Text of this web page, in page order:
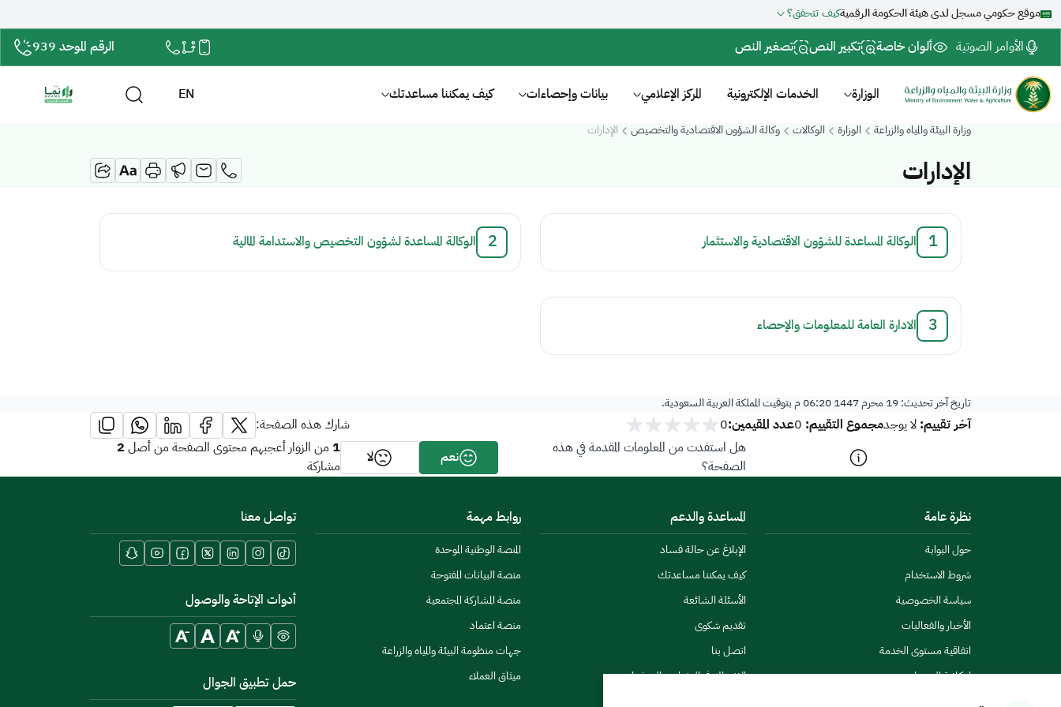
موقع حكومي مسجل لدى هيئة الحكومة الرقميةكيف تتحقق؟
الأوامر الصوتية ألوان خاصة تكبير النص تصغير النص الرقم الموحد 939
الوزارة الخدمات الإلكترونية المركز الإعلامي بيانات وإحصاءات كيف يمكننا مساعدتك EN
وزارة البيئة والمياه والزراعة الوزارة الوكالات وكالة الشؤون الاقتصادية والتخصيص الإدارات
الإدارات
الوكالة المساعدة للشؤون الاقتصادية والاستثمار الوكالة المساعدة لشؤون التخصيص والاستدامة المالية
الادارة العامة للمعلومات والإحصاء
تاريخ آخر تحديث:19 محرم 1447 06:20 م بتوقيت المملكة العربية السعودية.
آخر تقييم:لا يوجدمجموع التقييم: 0عدد المقيمين:0
شارك هذه الصفحة:
هل استفدت من المعلومات المقدمة في هذه
الصفحة؟
نعم لا 1 من الزوار أعجبهم محتوى الصفحة من أصل2
مشاركة
نظرة عامة
حول البوابة
شروط الاستخدام
سياسة الخصوصية
الأخبار والفعاليات
اتفاقية مستوى الخدمة
إمكانية الوصول
المساعدة والدعم
الإبلاغ عن حالة فساد
كيف يمكننا مساعدتك
الأسئلة الشائعة
تقديم شكوى
اتصل بنا
الاشتراك في النشرات والتحذيرات
روابط مهمة
المنصة الوطنية الموحدة
منصة البيانات المفتوحة
منصة المشاركة المجتمعية
منصة اعتماد
جهات منظومة البيئة والمياه والزراعة
ميثاق العملاء
تواصل معنا
أدوات الإتاحة والوصول
حمل تطبيق الجوال